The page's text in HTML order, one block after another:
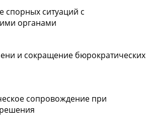
спорных ситуаций с
органами
и сокращение бюрократических
сопровождение при